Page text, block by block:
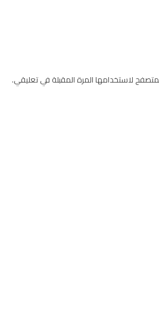
لاستخدامها المرة المقبلة في تعليقي.